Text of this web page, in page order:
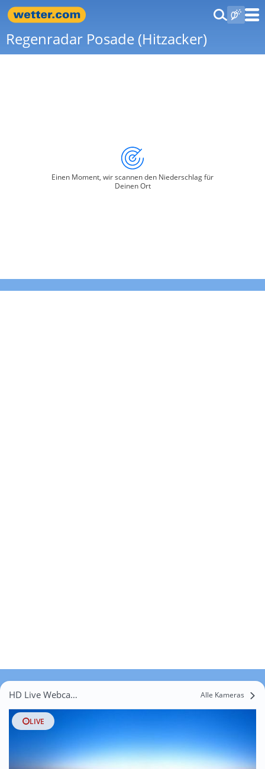
Regenradar Posade (Hitzacker)
Einen Moment, wir scannen den Niederschlag für
Deinen Ort
HD Live Webcams Posade Alle Kameras
LIVE